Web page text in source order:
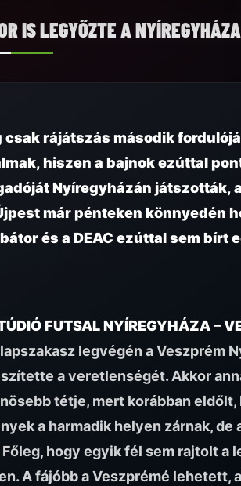
IS LEGYŐZTE A
csak rájátszás második
hiszen a bajnok ezúttal
Nyíregyházán játszották,
már pénteken könnyedén
és a DEAC ezúttal sem bírt
FUTSAL NYÍREGYHÁZA –
legvégén a Veszprém
a veretlenségét. Akkor
tétje, mert korábban eldőlt,
a harmadik helyen zárnak,
Főleg, hogy egyik fél sem rajtolt a
A fájóbb a Veszprémé lehetett,